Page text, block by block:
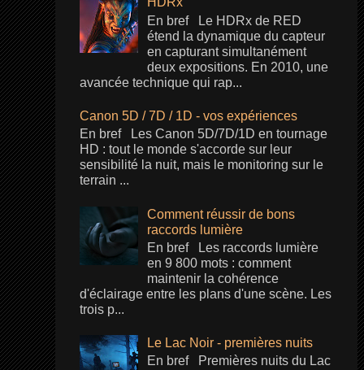
En bref Le HDRx de RED
étend la dynamique du capteur
en capturant simultanément
deux expositions. En 2010, une
avancée technique qui rap...
Canon 5D / 7D / 1D - vos expériences
En bref Les Canon 5D/7D/1D en tournage
HD : tout le monde s'accorde sur leur
sensibilité la nuit, mais le monitoring sur le
terrain ...
Comment réussir de bons
raccords lumière
En bref Les raccords lumière
en 9 800 mots : comment
maintenir la cohérence
d'éclairage entre les plans d'une scène. Les
trois p...
Le Lac Noir - premières nuits
En bref Premières nuits du Lac